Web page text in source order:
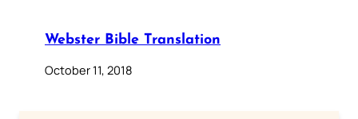
Webster Bible Translation
October 11, 2018